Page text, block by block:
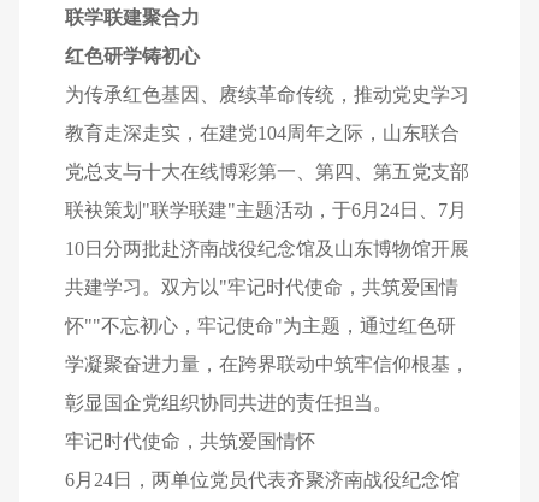
联学联建聚合力
红色研学铸初心
为传承红色基因、赓续革命传统，推动党史学习
教育走深走实，在建党104周年之际，山东联合
党总支与十大在线博彩第一、第四、第五党支部
联袂策划"联学联建"主题活动，于6月24日、7月
10日分两批赴济南战役纪念馆及山东博物馆开展
共建学习。双方以"牢记时代使命，共筑爱国情
怀""不忘初心，牢记使命"为主题，通过红色研
学凝聚奋进力量，在跨界联动中筑牢信仰根基，
彰显国企党组织协同共进的责任担当。
牢记时代使命，共筑爱国情怀
6月24日，两单位党员代表齐聚济南战役纪念馆